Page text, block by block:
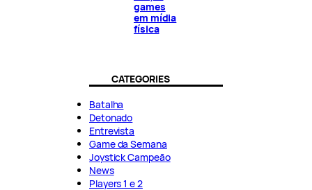
games
em mídia
física
CATEGORIES
Batalha
Detonado
Entrevista
Game da Semana
Joystick Campeão
News
Players 1 e 2